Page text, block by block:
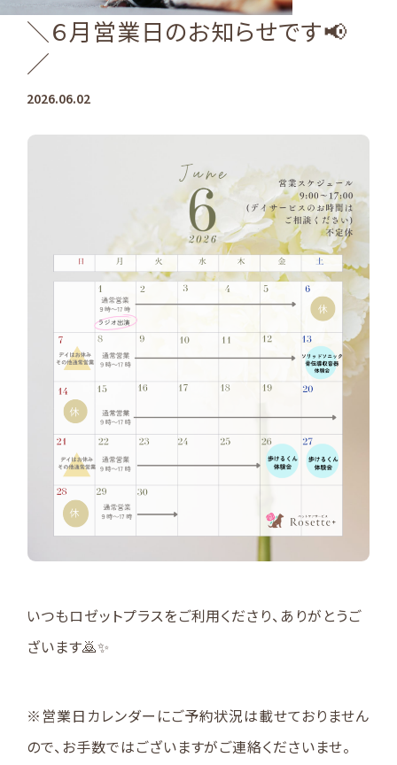
＼６月営業日のお知らせです📢
／
2026.06.02
いつもロゼットプラスをご利用くださり、ありがとうご
ざいます🙇✨️
※営業日カレンダーにご予約状況は載せておりません
ので、お手数ではございますがご連絡くださいませ。